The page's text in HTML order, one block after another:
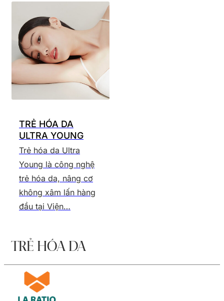
TRẺ HÓA DA
ULTRA YOUNG
Trẻ hóa da Ultra
Young là công nghệ
trẻ hóa da, nâng cơ
không xâm lấn hàng
đầu tại Viện…
TRẺ HÓA DA